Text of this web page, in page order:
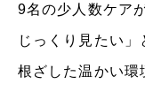
9名の少人数ケア
じっくり見たい
根ざした温かい環